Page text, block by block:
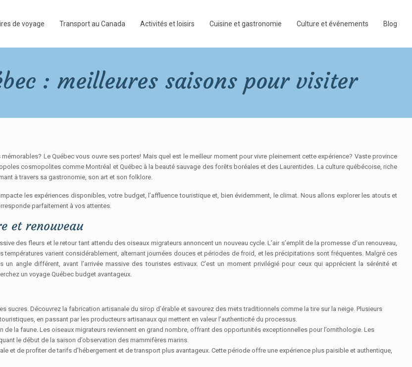
de voyage Transport au Canada Activités et loisirs Cuisine et gastronomie Culture et événements Blog
: meilleures saisons pour visiter
Le Québec vous ouvre ses portes! Mais quel est le meilleur moment pour vivre pleinement cette expérience? Vaste province
cosmopolites comme Montréal et Québec à la beauté sauvage des forêts boréales et des Laurentides. La culture québécoise, riche
à travers sa gastronomie, son art et son folklore.
les expériences disponibles, votre budget, l’affluence touristique et, bien évidemment, le climat. Nous allons explorer les atouts et
parfaitement à vos attentes.
et renouveau
des fleurs et le retour tant attendu des oiseaux migrateurs annoncent un nouveau cycle. L’air s’emplit de la promesse d’un renouveau,
varient considérablement, alternant journées douces et périodes de froid, et les précipitations sont fréquentes. Malgré ces
angle différent, avant l’arrivée massive des touristes estivaux. C’est un moment privilégié pour ceux qui apprécient la sérénité et
un voyage Québec budget avantageux.
sucres. Découvrez la fabrication artisanale du sirop d’érable et savourez des mets traditionnels comme la tire sur la neige. Plusieurs
en passant par les producteurs artisanaux qui mettent en valeur l’authenticité du processus.
de la faune. Les oiseaux migrateurs reviennent en grand nombre, offrant des opportunités exceptionnelles pour l’ornithologie. Les
le début de la saison d’observation des mammifères marins.
et de profiter de tarifs d’hébergement et de transport plus avantageux. Cette période offre une expérience plus paisible et authentique,